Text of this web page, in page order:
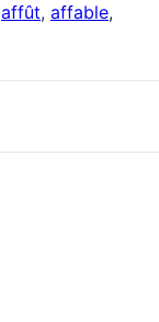
affût, affable,